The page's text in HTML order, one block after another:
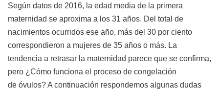
Según datos de 2016, la edad media de la primera
maternidad se aproxima a los 31 años. Del total de
nacimientos ocurridos ese año, más del 30 por ciento
correspondieron a mujeres de 35 años o más. La
tendencia a retrasar la maternidad parece que se confirma,
pero ¿Cómo funciona el proceso de congelación
de óvulos? A continuación respondemos algunas dudas